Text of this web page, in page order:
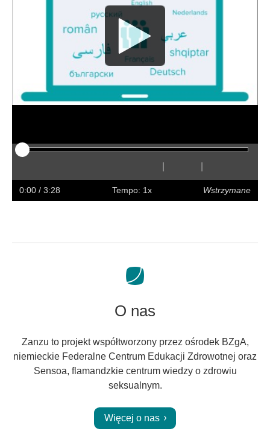
w
tył przód
Ukryj
napisy
SzybciejWolniej
na
pełny
0:00 / 3:28 Tempo: 1x Wstrzymane
O nas
Zanzu to projekt współtworzony przez ośrodek BZgA,
niemieckie Federalne Centrum Edukacji Zdrowotnej oraz
Sensoa, flamandzkie centrum wiedzy o zdrowiu
seksualnym.
Więcej o nas